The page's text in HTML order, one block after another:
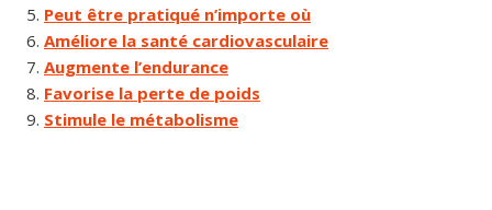
Peut être pratiqué n’importe où
Améliore la santé cardiovasculaire
Augmente l’endurance
Favorise la perte de poids
Stimule le métabolisme